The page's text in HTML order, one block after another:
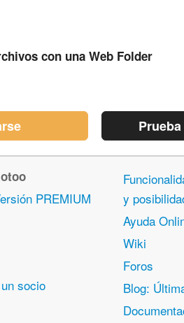
con una Web Folder
PREMIUM
socio
y
Ayuda
Wiki
Foros
Blog: